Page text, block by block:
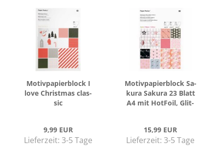
Mo­tiv­pa­pier­block I
love Christ­mas clas­
sic
9,99 EUR
Lieferzeit: 3-5 Tage
Mo­tiv­pa­pier­block Sa­
ku­ra Sa­ku­ra 23 Blatt
A4 mit Hot­Foil, Glit­
15,99 EUR
Lieferzeit: 3-5 Tage